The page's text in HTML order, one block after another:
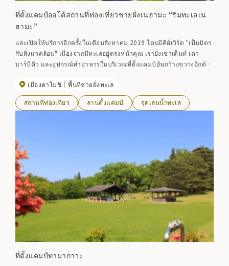
ที่ตั้งแคมป์ออโต้สถานที่ท่องเที่ยวชายฝั่งเนฮามะ “ริมทะเลเน
ฮามะ”
และเปิดให้บริการอีกครั้งในเดือนสิงหาคม 2019 โดยมีคีย์เวิร์ด "เป็นมิตร
กับสิ่งแวดล้อม" เนื่องจากมีทะเลอยู่ตรงหน้าคุณ เรายังเช่าเต็นท์ เตา
บาร์บีคิว และอุปกรณ์ทำอาหารในบริเวณที่ตั้งแคมป์อันกว้างขวางอีกด้วย
หลากหลาย เช่น SUP พายเรือคายัคในทะเล และดำน้ำตื้น ทำให้ที่นี่เป็น
สถานที่ที่ทุกคนตั้งแต่ผู้ใหญ่จนถึงเด็กสามารถเพลิดเพลินได้
เมืองคาไมชิ พื้นที่ชายฝั่งทะเล
สถานที่ท่องเที่ยว ลานตั้งแคมป์ จุดเล่นน้ำทะเล
ที่ตั้งแคมป์ทามากาวะ